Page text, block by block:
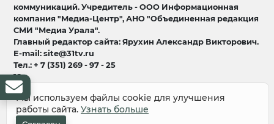
коммуникаций. Учредитель - ООО Информационная
компания "Медиа-Центр", АНО "Объединенная редакция
СМИ "Медиа Урала".
Главный редактор сайта: Ярухин Александр Викторович.
E-mail: site@31tv.ru
Тел.: + 7 (351) 269 - 97 - 25
18+
© 2008-2026 Все права защищены
разработка и продвижение:
Мы используем файлы cookie для улучшения
работы сайта. Узнать больше